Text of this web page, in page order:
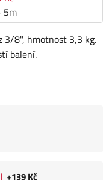
5m
3/8", hmotnost 3,3 kg.
balení.
+139 Kč